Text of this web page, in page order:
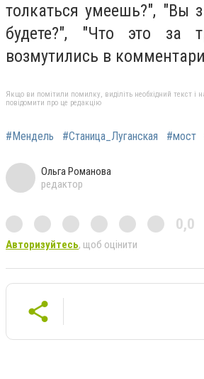
толкаться умеешь?", "Вы
будете?", "Что это за
возмутились в
Якщо ви помітили помилку, виділіть необхідний текст і
повідомити про це редакцію
#Мендель #Станица_Луганская #мост
Ольга Романова
редактор
0,0
Авторизуйтесь, щоб оцінити